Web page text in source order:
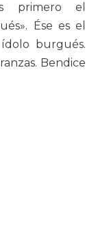
primero el
Ése es el
burgués.
Bendice